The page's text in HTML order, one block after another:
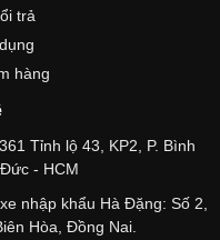
trả
hàng
Tỉnh lộ 43, KP2, P. Bình
- HCM
nhập khẩu Hà Đặng: Số 2,
Hòa, Đồng Nai.